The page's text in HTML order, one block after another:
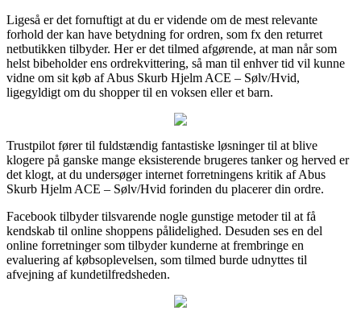
Ligeså er det fornuftigt at du er vidende om de mest relevante
forhold der kan have betydning for ordren, som fx den returret
netbutikken tilbyder. Her er det tilmed afgørende, at man når som
helst bibeholder ens ordrekvittering, så man til enhver tid vil kunne
vidne om sit køb af Abus Skurb Hjelm ACE – Sølv/Hvid,
ligegyldigt om du shopper til en voksen eller et barn.
Trustpilot fører til fuldstændig fantastiske løsninger til at blive
klogere på ganske mange eksisterende brugeres tanker og herved er
det klogt, at du undersøger internet forretningens kritik af Abus
Skurb Hjelm ACE – Sølv/Hvid forinden du placerer din ordre.
Facebook tilbyder tilsvarende nogle gunstige metoder til at få
kendskab til online shoppens pålidelighed. Desuden ses en del
online forretninger som tilbyder kunderne at frembringe en
evaluering af købsoplevelsen, som tilmed burde udnyttes til
afvejning af kundetilfredsheden.